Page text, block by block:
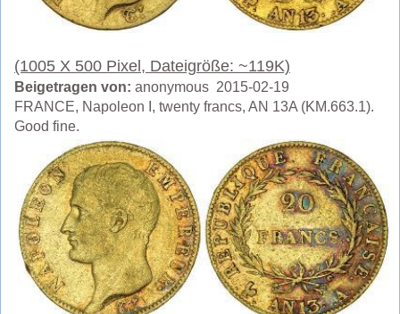
(1005 X 500 Pixel, Dateigröße: ~119K)
Beigetragen von: anonymous 2015-02-19
FRANCE, Napoleon I, twenty francs, AN 13A (KM.663.1).
Good fine.